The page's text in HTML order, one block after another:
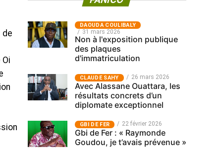
de
‎DAOUDA COULIBALY
31 mars 2026
Non à l'exposition publique
des plaques
d'immatriculation
CLAUDE SAHY 26 mars 2026
Avec Alassane Ouattara, les
résultats concrets d’un
diplomate exceptionnel
GBI DE FER 22 février 2026
Gbi de Fer : « Raymonde
Goudou, je t’avais prévenue »